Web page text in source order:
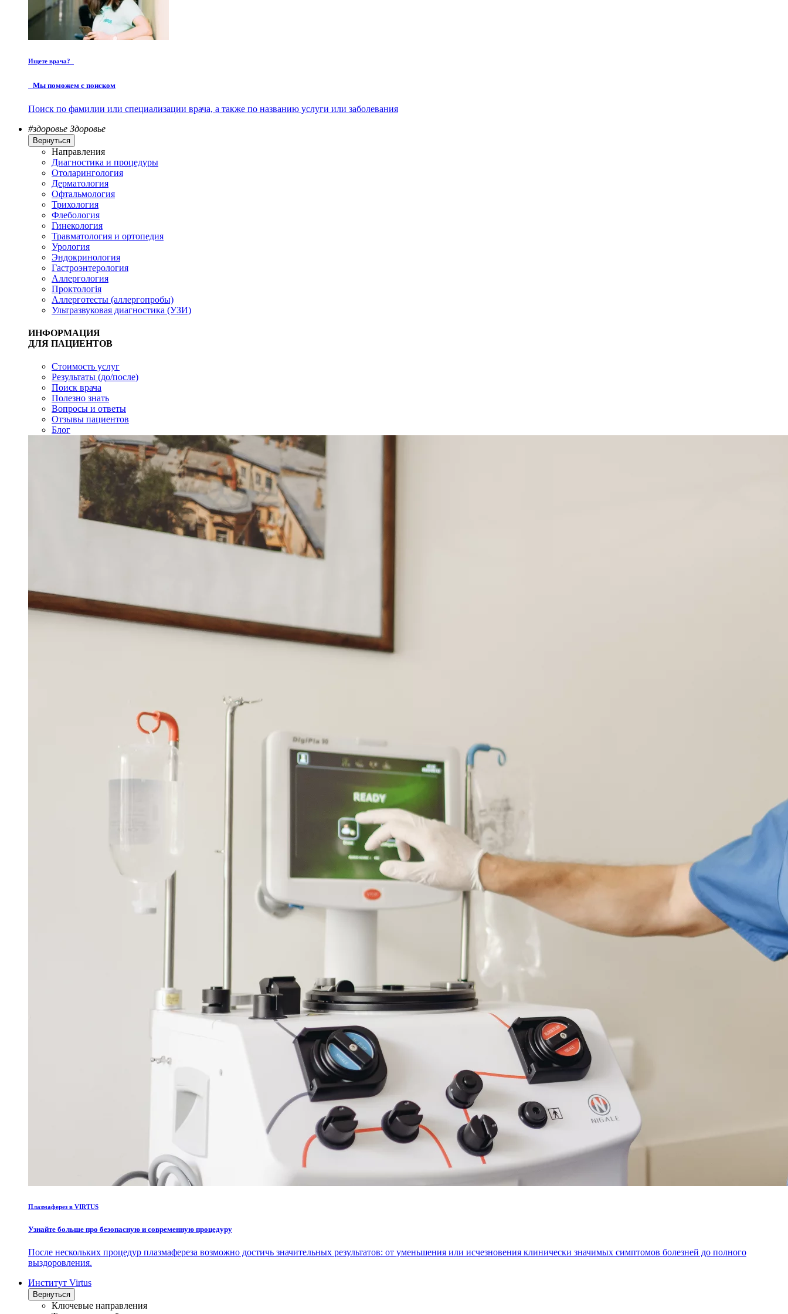
Ищете врача?
Мы поможем с поиском
Поиск по фамилии или специализации врача, а также по названию услуги или заболевания
#здоровье Здоровье
Вернуться
Направления
Диагностика и процедуры
Отоларингология
Дерматология
Офтальмология
Трихология
Флебология
Гинекология
Травматология и ортопедия
Урология
Эндокринология
Гастроэнтерология
Аллергология
Проктологія
Аллерготесты (аллергопробы)
Ультразвуковая диагностика (УЗИ)
ИНФОРМАЦИЯ
ДЛЯ ПАЦИЕНТОВ
Стоимость услуг
Результаты (до/после)
Поиск врача
Полезно знать
Вопросы и ответы
Отзывы пациентов
Блог
Плазмаферез в VIRTUS
Узнайте больше про безопасную и современную процедуру
После нескольких процедур плазмафереза возможно достичь значительных результатов: от уменьшения или исчезновения клинически значимых симптомов болезней до полного
выздоровления.
Институт Virtus
Вернуться
Ключевые направления